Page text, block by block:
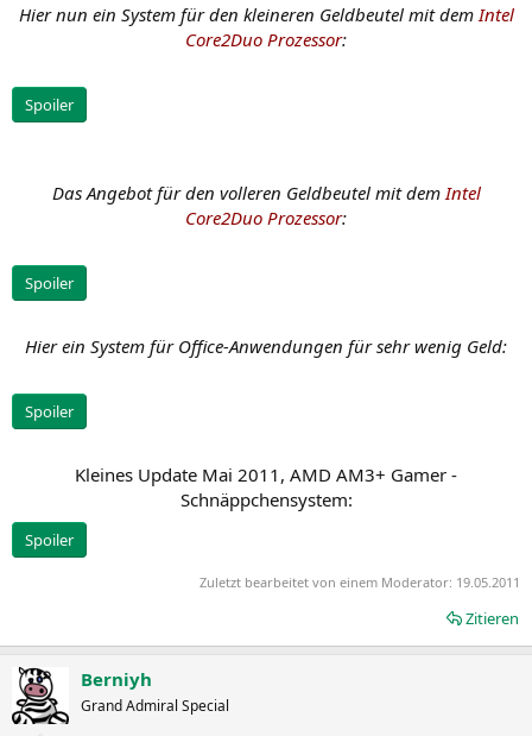
Hier nun ein System für den kleineren Geldbeutel mit demIntel
Core2Duo Prozessor:
Spoiler
Das Angebot für den volleren Geldbeutel mit demIntel
Core2Duo Prozessor:
Spoiler
Hier ein System für Office-Anwendungen für sehr wenig Geld:
Spoiler
Kleines Update Mai 2011, AMD AM3+ Gamer -
Schnäppchensystem:​
Spoiler
Zuletzt bearbeitet von einem Moderator: 19.05.2011
Zitieren
Berniyh
Grand Admiral Special